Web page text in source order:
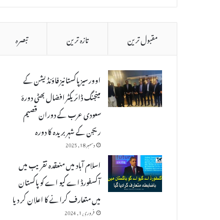
مقبول ترین تازہ ترین تبصرہ
اوورسیز پاکستانیز فاؤنڈیشن کے
مینجنگ ڈائریکٹر افضال بھٹی دورۂ
سعودی عرب کے دوران قصیم
ریجن کے شہر بریدہ کا دورہ
دسمبر 18, 2025
اسلام آباد میں منعقدہ تقریب میں
آکسفورڈ اے کیو اے کو پاکستان
میں متعارف کرانے کا اعلان کر دیا
فروری 1, 2024